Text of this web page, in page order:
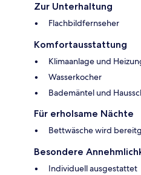
Zur Unterhaltung
Flachbildfernseher
Komfortausstattung
Klimaanlage und
Wasserkocher
Bademäntel und
Für erholsame Nächte
Bettwäsche wird
Besondere
Individuell ausgestattet